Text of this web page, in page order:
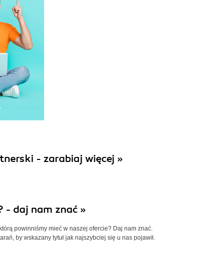
- zarabiaj więcej »
- daj nam znać »
powinniśmy mieć w naszej ofercie? Daj nam znać.
by wskazany tytuł jak najszybciej się u nas pojawił.